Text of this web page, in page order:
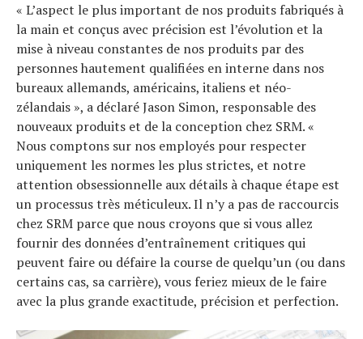
« L’aspect le plus important de nos produits fabriqués à
la main et conçus avec précision est l’évolution et la
mise à niveau constantes de nos produits par des
personnes hautement qualifiées en interne dans nos
bureaux allemands, américains, italiens et néo-
zélandais », a déclaré Jason Simon, responsable des
nouveaux produits et de la conception chez SRM. «
Nous comptons sur nos employés pour respecter
uniquement les normes les plus strictes, et notre
attention obsessionnelle aux détails à chaque étape est
un processus très méticuleux. Il n’y a pas de raccourcis
chez SRM parce que nous croyons que si vous allez
fournir des données d’entraînement critiques qui
peuvent faire ou défaire la course de quelqu’un (ou dans
certains cas, sa carrière), vous feriez mieux de le faire
avec la plus grande exactitude, précision et perfection.